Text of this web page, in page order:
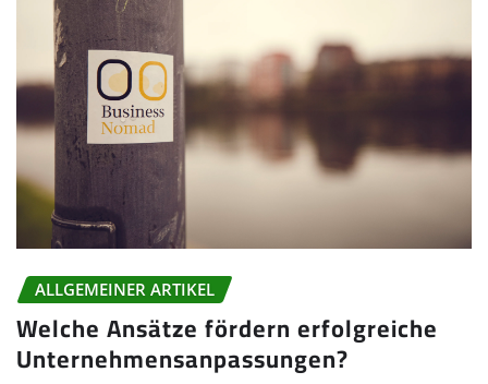
ALLGEMEINER ARTIKEL
Welche Ansätze fördern erfolgreiche
Unternehmensanpassungen?